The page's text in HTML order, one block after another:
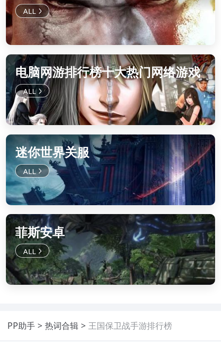
电脑网游排行榜十大热门网络游戏
迷你世界关服
菲斯安卓
PP助手 热词合辑 王国保卫战手游排行榜